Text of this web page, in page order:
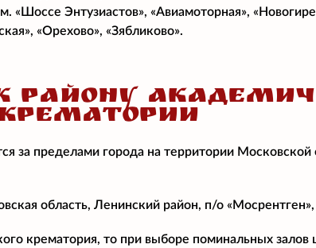
«Шоссе Энтузиастов», «Авиамоторная»,
«Орехово», «Зябликово».
РАЙОНУ
за пределами города на территории
область, Ленинский район, п/о
крематория, то при выборе поминальных залов